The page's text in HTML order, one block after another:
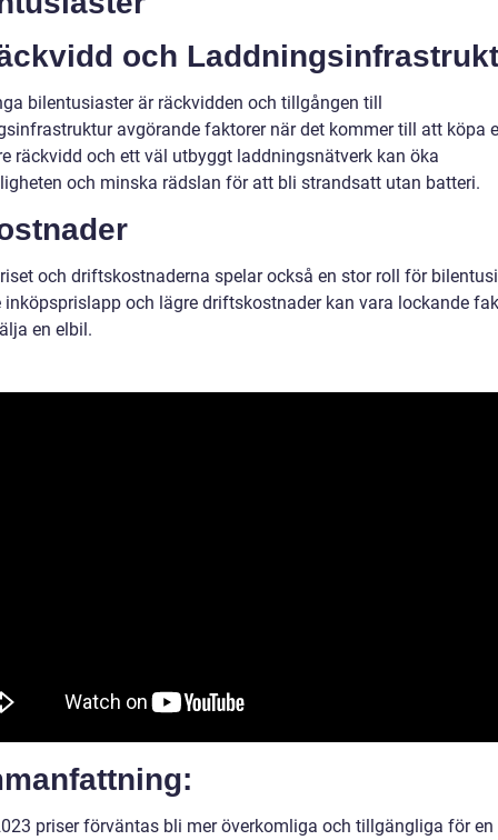
och
bilentusiaster är räckvidden och tillgången till
avgörande faktorer när det kommer till att köpa
räckvidd och ett väl utbyggt laddningsnätverk kan öka
och minska rädslan för att bli strandsatt utan batteri.
och driftskostnaderna spelar också en stor roll för
inköpsprislapp och lägre driftskostnader kan vara lockande
en elbil.
priser förväntas bli mer överkomliga och tillgängliga för en